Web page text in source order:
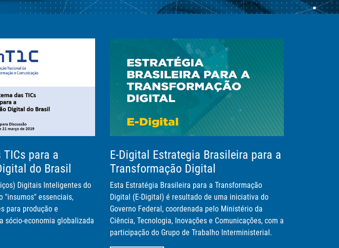
para a
do Brasil
Digitais Inteligentes do
"insumos" essenciais,
para produção e
sócio-economia globalizada
E-Digital Estrategia Brasileira para a
Transformação Digital
Esta Estratégia Brasileira para a Transformação
Digital (E-Digital) é resultado de uma iniciativa do
Governo Federal, coordenada pelo Ministério da
Ciência, Tecnologia, Inovações e Comunicações, com a
participação do Grupo de Trabalho Interministerial.